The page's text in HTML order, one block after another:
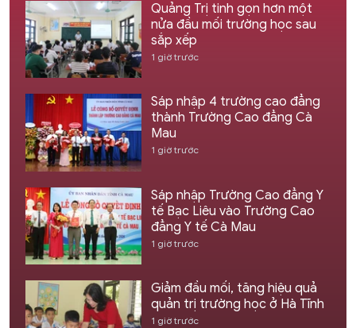
Quảng Trị tinh gọn hơn một
nửa đầu mối trường học sau
sắp xếp
1 giờ trước
Sáp nhập 4 trường cao đẳng
thành Trường Cao đẳng Cà
Mau
1 giờ trước
Sáp nhập Trường Cao đẳng Y
tế Bạc Liêu vào Trường Cao
đẳng Y tế Cà Mau
1 giờ trước
Giảm đầu mối, tăng hiệu quả
quản trị trường học ở Hà Tĩnh
1 giờ trước